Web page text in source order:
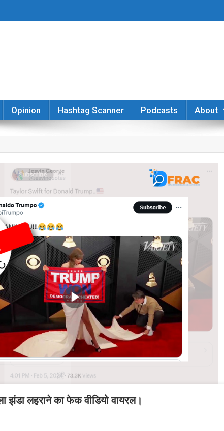
Opinion Hashtag Scanner Podcasts About
झंडा लहराने का फेक वीडियो वायरल।